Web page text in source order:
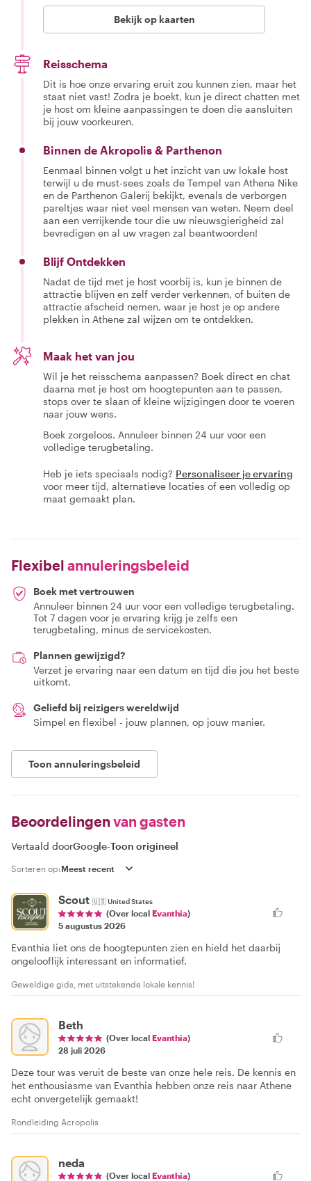
Bekijk op kaarten
Reisschema
Dit is hoe onze ervaring eruit zou kunnen zien, maar het
staat niet vast! Zodra je boekt, kun je direct chatten met
je host om kleine aanpassingen te doen die aansluiten
bij jouw voorkeuren.
Binnen de Akropolis & Parthenon
Eenmaal binnen volgt u het inzicht van uw lokale host
terwijl u de must-sees zoals de Tempel van Athena Nike
en de Parthenon Galerij bekijkt, evenals de verborgen
pareltjes waar niet veel mensen van weten. Neem deel
aan een verrijkende tour die uw nieuwsgierigheid zal
bevredigen en al uw vragen zal beantwoorden!
Blijf Ontdekken
Nadat de tijd met je host voorbij is, kun je binnen de
attractie blijven en zelf verder verkennen, of buiten de
attractie afscheid nemen, waar je host je op andere
plekken in Athene zal wijzen om te ontdekken.
Maak het van jou
Wil je het reisschema aanpassen? Boek direct en chat
daarna met je host om hoogtepunten aan te passen,
stops over te slaan of kleine wijzigingen door te voeren
naar jouw wens.
Boek zorgeloos. Annuleer binnen 24 uur voor een
volledige terugbetaling.
Heb je iets speciaals nodig? Personaliseer je ervaring
voor meer tijd, alternatieve locaties of een volledig op
maat gemaakt plan.
Flexibel annuleringsbeleid
Boek met vertrouwen
Annuleer binnen 24 uur voor een volledige terugbetaling.
Tot 7 dagen voor je ervaring krijg je zelfs een
terugbetaling, minus de servicekosten.
Plannen gewijzigd?
Verzet je ervaring naar een datum en tijd die jou het beste
uitkomt.
Geliefd bij reizigers wereldwijd
Simpel en flexibel - jouw plannen, op jouw manier.
Toon annuleringsbeleid
Beoordelingen van gasten
Vertaald doorGoogle-Toon origineel
Sorteren op:
Scout 🇺🇸United States
(Over local Evanthia)
5 augustus 2026
Evanthia liet ons de hoogtepunten zien en hield het daarbij
ongelooflijk interessant en informatief.
Geweldige gids, met uitstekende lokale kennis!
Beth
(Over local Evanthia)
28 juli 2026
Deze tour was veruit de beste van onze hele reis. De kennis en
het enthousiasme van Evanthia hebben onze reis naar Athene
echt onvergetelijk gemaakt!
Rondleiding Acropolis
neda
(Over local Evanthia)